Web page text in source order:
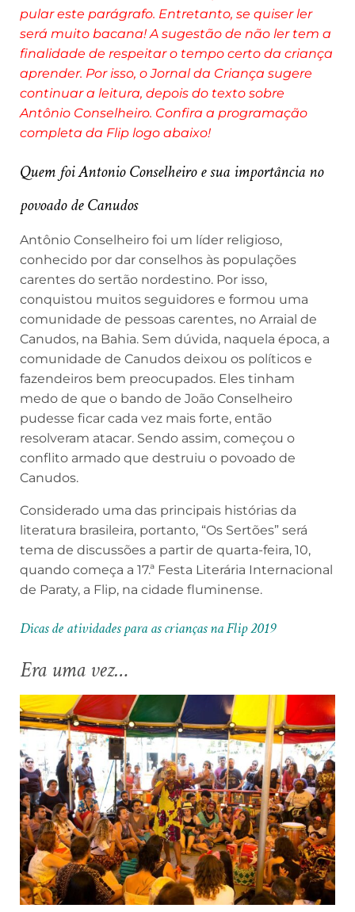
pular este parágrafo. Entretanto, se quiser ler
será muito bacana! A sugestão de não ler tem a
finalidade de respeitar o tempo certo da criança
aprender. Por isso, o Jornal da Criança sugere
continuar a leitura, depois do texto sobre
Antônio Conselheiro. Confira a programação
completa da Flip logo abaixo!
Quem foi Antonio Conselheiro e sua importância no
povoado de Canudos
Antônio Conselheiro foi um líder religioso,
conhecido por dar conselhos às populações
carentes do sertão nordestino. Por isso,
conquistou muitos seguidores e formou uma
comunidade de pessoas carentes, no Arraial de
Canudos, na Bahia. Sem dúvida, naquela época, a
comunidade de Canudos deixou os políticos e
fazendeiros bem preocupados. Eles tinham
medo de que o bando de João Conselheiro
pudesse ficar cada vez mais forte, então
resolveram atacar. Sendo assim, começou o
conflito armado que destruiu o povoado de
Canudos.
Considerado uma das principais histórias da
literatura brasileira, portanto, “Os Sertões” será
tema de discussões a partir de quarta-feira, 10,
quando começa a 17.ª Festa Literária Internacional
de Paraty, a Flip, na cidade fluminense.
Dicas de atividades para as crianças na Flip 2019
Era uma vez…